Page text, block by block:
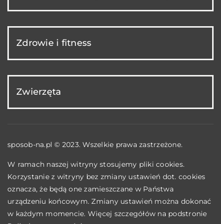
Zdrowie i fitness
Zwierzęta
sposob-na.pl © 2023. Wszelkie prawa zastrzeżone.
W ramach naszej witryny stosujemy pliki cookies.
Korzystanie z witryny bez zmiany ustawień dot. cookies
oznacza, że będą one zamieszczane w Państwa
urządzeniu końcowym. Zmiany ustawień można dokonać
w każdym momencie. Więcej szczegółów na podstronie